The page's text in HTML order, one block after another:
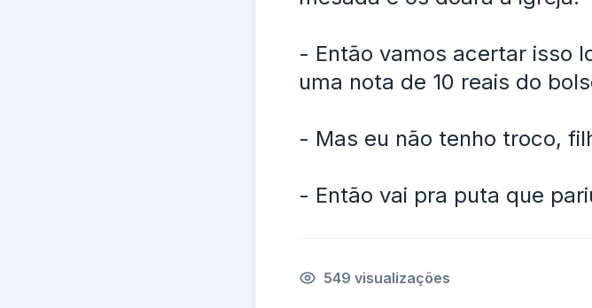
- Então vamos acertar isso
uma nota de 10 reais do
- Mas eu não tenho troco,
- Então vai pra puta que
549 visualizações